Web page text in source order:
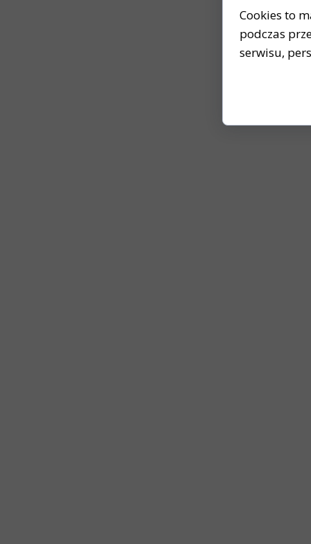
Cookies to
podczas
serwisu,